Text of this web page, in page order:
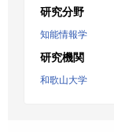
研究分野
知能情報学
研究機関
和歌山大学